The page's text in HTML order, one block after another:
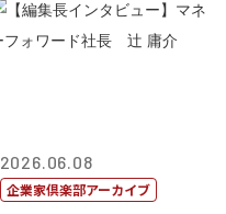
2026.06.08
企業家倶楽部アーカイブ